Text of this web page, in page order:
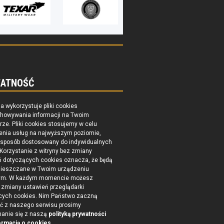
wykorzystuje pliki cookies
informacji na Twoim
Pliki cookies stosujemy w celu
usług na najwyższym poziomie,
dostosowany do indywidualnych
z witryny bez zmiany
dotyczących cookies oznacza, że będą
w Twoim urządzeniu
W każdym momencie możesz
zmiany ustawień przeglądarki
cookies. Nim Państwo zaczną
z naszego serwisu prosimy
się z naszą polityką prywatności